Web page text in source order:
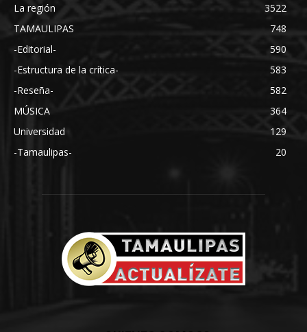
La región
3522
TAMAULIPAS
748
-Editorial-
590
-Estructura de la crítica-
583
-Reseña-
582
MÚSICA
364
Universidad
129
-Tamaulipas-
20